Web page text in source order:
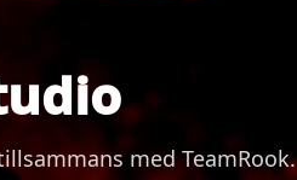
med TeamRook.